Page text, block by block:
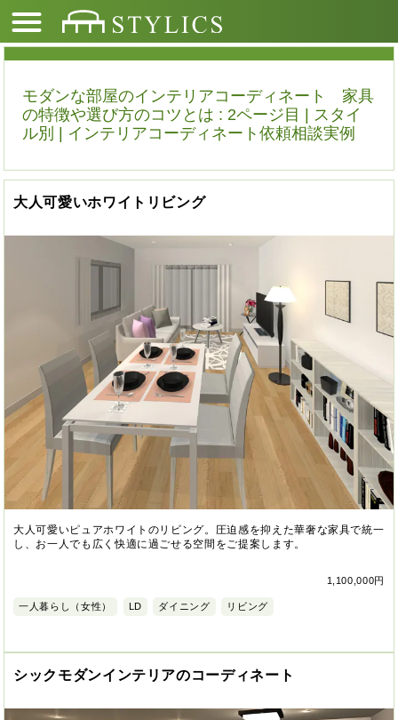
モダンな部屋のインテリアコーディネート 家具
の特徴や選び方のコツとは : 2ページ目 | スタイ
ル別 | インテリアコーディネート依頼相談実例
大人可愛いホワイトリビング
大人可愛いピュアホワイトのリビング。圧迫感を抑えた華奢な家具で統一
し、お一人でも広く快適に過ごせる空間をご提案します。
1,100,000円
一人暮らし（女性） LD ダイニング リビング
シックモダンインテリアのコーディネート